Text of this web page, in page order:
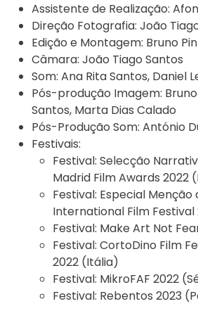
Assistente de Realização:
Direção Fotografia: João
Edição e Montagem: Bruno
Câmara: João Tiago Santos
Som: Ana Rita Santos, Daniel
Pós-produção Imagem:
Santos, Marta Dias Calado
Pós-Produção Som: António
Festivais:
Festival: Selecção
Madrid Film Awards 2022
Festival: Especial Menção
International Film
Festival: Make Art Not
Festival: CortoDino Film
2022 (Itália)
Festival: MikroFAF 2022
Festival: Rebentos 2023